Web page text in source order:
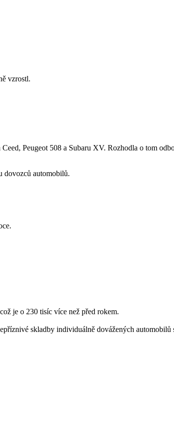
vzrostl.
Peugeot 508 a Subaru XV. Rozhodla o tom
dovozců automobilů.
je o 230 tisíc více než před rokem.
skladby individuálně dovážených automobilů